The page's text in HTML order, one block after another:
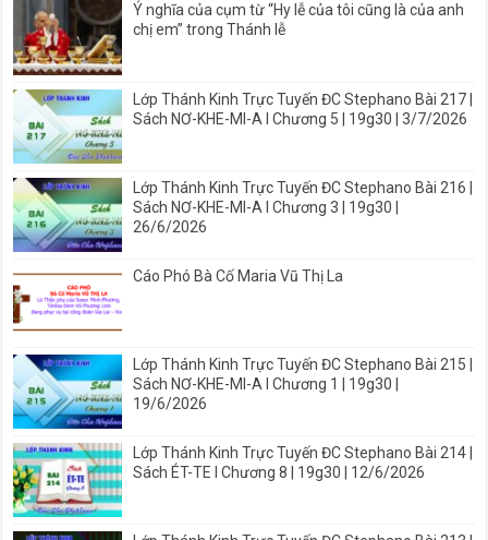
Ý nghĩa của cụm từ “Hy lễ của tôi cũng là của anh
chị em” trong Thánh lễ
Lớp Thánh Kinh Trực Tuyến ĐC Stephano Bài 217 |
Sách NƠ-KHE-MI-A I Chương 5 | 19g30 | 3/7/2026
Lớp Thánh Kinh Trực Tuyến ĐC Stephano Bài 216 |
Sách NƠ-KHE-MI-A I Chương 3 | 19g30 |
26/6/2026
Cáo Phó Bà Cố Maria Vũ Thị La
Lớp Thánh Kinh Trực Tuyến ĐC Stephano Bài 215 |
Sách NƠ-KHE-MI-A I Chương 1 | 19g30 |
19/6/2026
Lớp Thánh Kinh Trực Tuyến ĐC Stephano Bài 214 |
Sách ÉT-TE I Chương 8 | 19g30 | 12/6/2026